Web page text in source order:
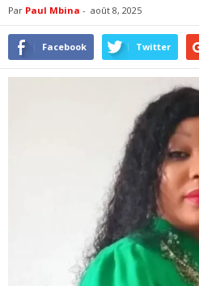
Par Paul Mbina - août 8, 2025
Facebook Twitter